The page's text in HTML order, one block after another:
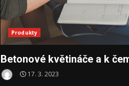
Produkty
Betonové květináče a k
17. 3. 2023